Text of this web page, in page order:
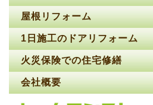
屋根リフォーム
1日施工のドアリフォーム
火災保険での住宅修繕
会社概要